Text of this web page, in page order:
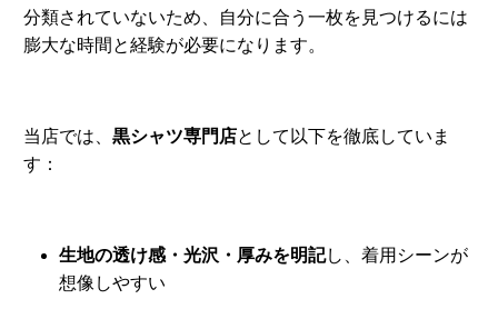
分類されていないため、自分に合う一枚を見つけるには
膨大な時間と経験が必要になります。
当店では、 黒シャツ専門店として以下を徹底していま
す：
生地の透け感・光沢・厚みを明記し、着用シーンが
想像しやすい